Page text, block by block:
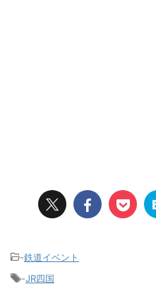
-鉄道イベント
-JR四国